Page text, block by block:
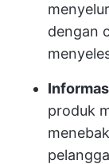
dengan
produk